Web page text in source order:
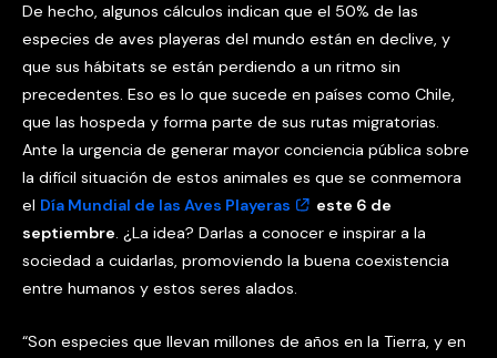
De hecho, algunos cálculos indican que el 50% de las
especies de aves playeras del mundo están en declive, y
que sus hábitats se están perdiendo a un ritmo sin
precedentes. Eso es lo que sucede en países como Chile,
que las hospeda y forma parte de sus rutas migratorias.
Ante la urgencia de generar mayor conciencia pública sobre
la difícil situación de estos animales es que se conmemora
el Día Mundial de las Aves Playeras
este 6 de
septiembre. ¿La idea? Darlas a conocer e inspirar a la
sociedad a cuidarlas, promoviendo la buena coexistencia
entre humanos y estos seres alados.
“Son especies que llevan millones de años en la Tierra, y en